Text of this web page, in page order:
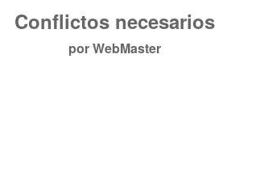
Conflictos necesarios
porWebMaster